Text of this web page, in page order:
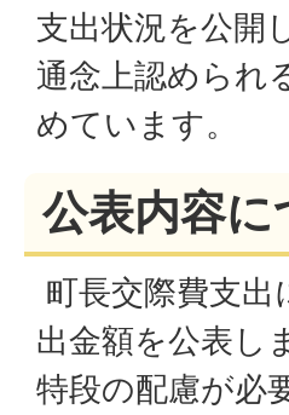
支出状況を公開
通念上認められ
めています。
公表内容に
町長交際費支出
出金額を公表し
特段の配慮が必